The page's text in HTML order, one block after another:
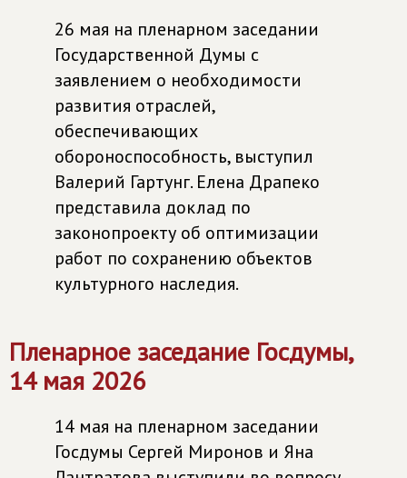
26 мая на пленарном заседании
Государственной Думы с
заявлением о необходимости
развития отраслей,
обеспечивающих
обороноспособность, выступил
Валерий Гартунг. Елена Драпеко
представила доклад по
законопроекту об оптимизации
работ по сохранению объектов
культурного наследия.
Пленарное заседание Госдумы,
14 мая 2026
14 мая на пленарном заседании
Госдумы Сергей Миронов и Яна